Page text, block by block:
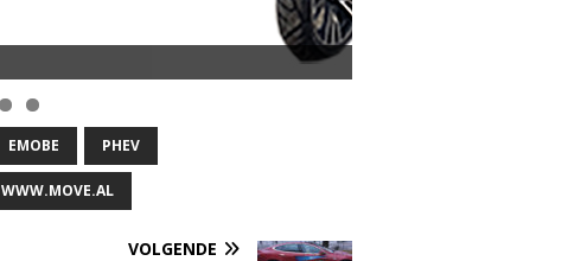
EMOBE PHEV
WWW.MOVE.AL
VOLGENDE